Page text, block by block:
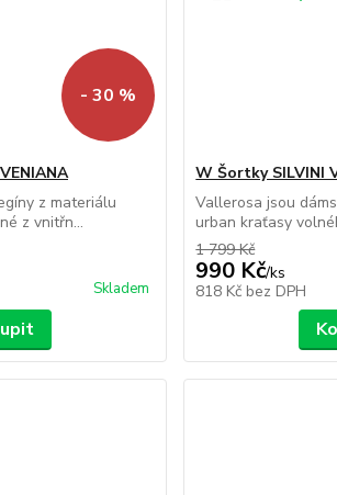
- 30 %
z materiálu
z vnitřn...
Skladem
W Šortky SILVINI
Vallerosa jsou
urban kraťasy
1 799 Kč
990 Kč/ks
818 Kč bez DPH